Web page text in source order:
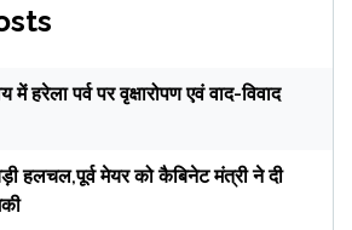
में हरेला पर्व पर वृक्षारोपण एवं वाद-विवाद
हलचल,पूर्व मेयर को कैबिनेट मंत्री ने दी